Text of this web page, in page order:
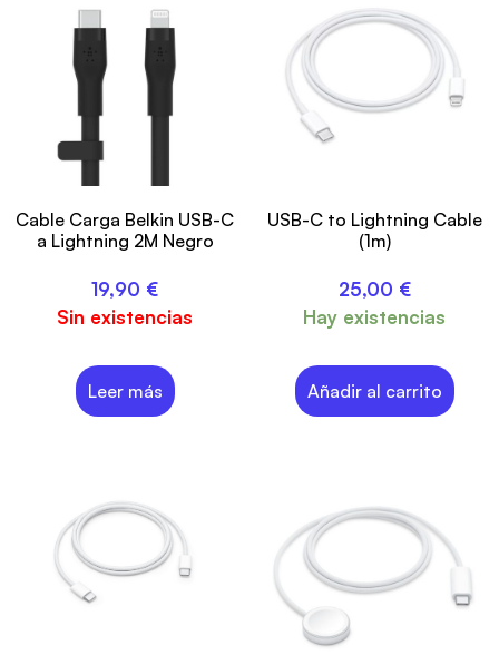
Cable Carga Belkin USB-C
a Lightning 2M Negro
19,90 €
Sin existencias
Leer más
USB-C to Lightning Cable
(1m)
25,00 €
Hay existencias
Añadir al carrito